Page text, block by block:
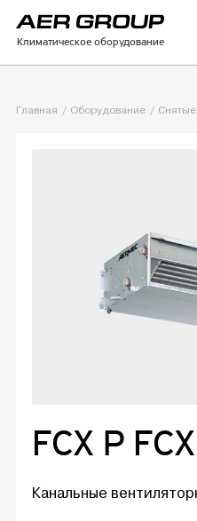
Климатическое оборудование
Главная Оборудование
FCX P
Канальные